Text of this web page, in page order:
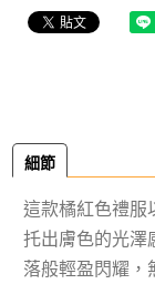
細節
這款橘紅色禮服
托出膚色的光澤
落般輕盈閃耀，